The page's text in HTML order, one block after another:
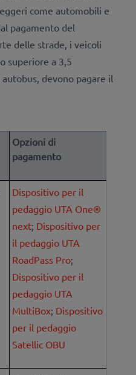
come automobili e
pagamento del
delle strade, i veicoli
superiore a 3,5
devono pagare il
Opzioni di
pagamento
Dispositivo per il
pedaggio UTA One®
next; Dispositivo per
il pedaggio UTA
RoadPass Pro;
Dispositivo per il
pedaggio UTA
MultiBox; Dispositivo
per il pedaggio
Satellic OBU